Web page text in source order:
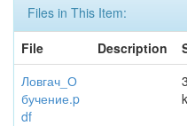
Files in This Item:
File
Description
Ловгач_О
бучение.p
df